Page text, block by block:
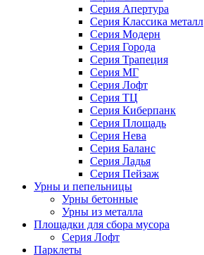
Серия Апертура
Серия Классика металл
Серия Модерн
Серия Города
Серия Трапеция
Серия МГ
Серия Лофт
Серия ТЦ
Серия Киберпанк
Серия Площадь
Серия Нева
Серия Баланс
Серия Ладья
Серия Пейзаж
Урны и пепельницы
Урны бетонные
Урны из металла
Площадки для сбора мусора
Серия Лофт
Парклеты